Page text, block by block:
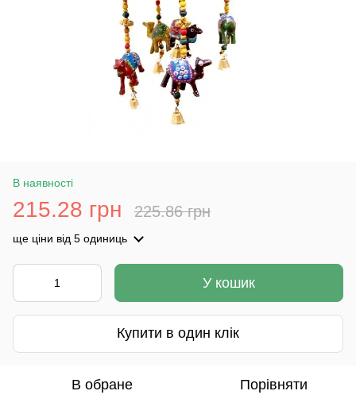
В наявності
215.28 грн 225.86 грн
ще ціни від 5 одиниць
У кошик
Купити в один клік
В обране Порівняти